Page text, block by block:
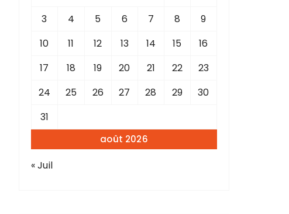
août 2026
3
4 5 6 7 8
9
10
11 12 13 14 15
16
17
18 19 20 21 22
23
24
25 26 27 28 29
30
31
« Juil